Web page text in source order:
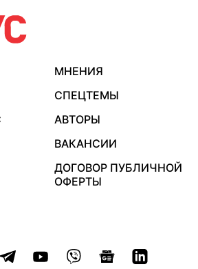
МНЕНИЯ
СПЕЦТЕМЫ
АВТОРЫ
ВАКАНСИИ
ДОГОВОР ПУБЛИЧНОЙ
ОФЕРТЫ